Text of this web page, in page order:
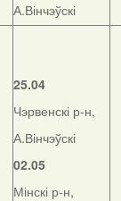
А.Вінчэўскі
25.04
Чэрвенскі р-н,
А.Вінчэўскі
02.05
Мінскі р-н,